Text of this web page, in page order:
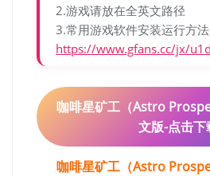
2.游戏请放在全英文路径
3.常用游戏软件安装运行方法
https://www.gfans.cc/jx/
咖啡星矿工（Astro
文版-点击下
咖啡星矿工（Astro